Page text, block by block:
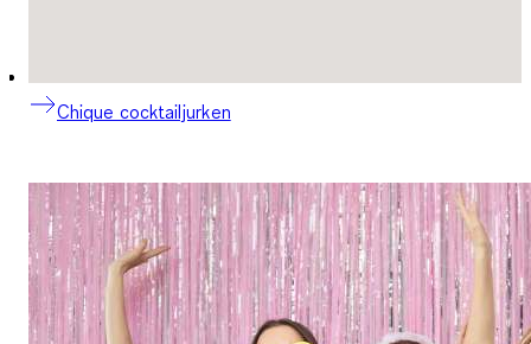
Chique cocktailjurken